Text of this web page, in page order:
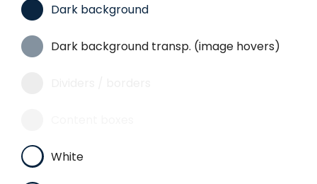
Dark background
Dark background transp. (image hovers)
White